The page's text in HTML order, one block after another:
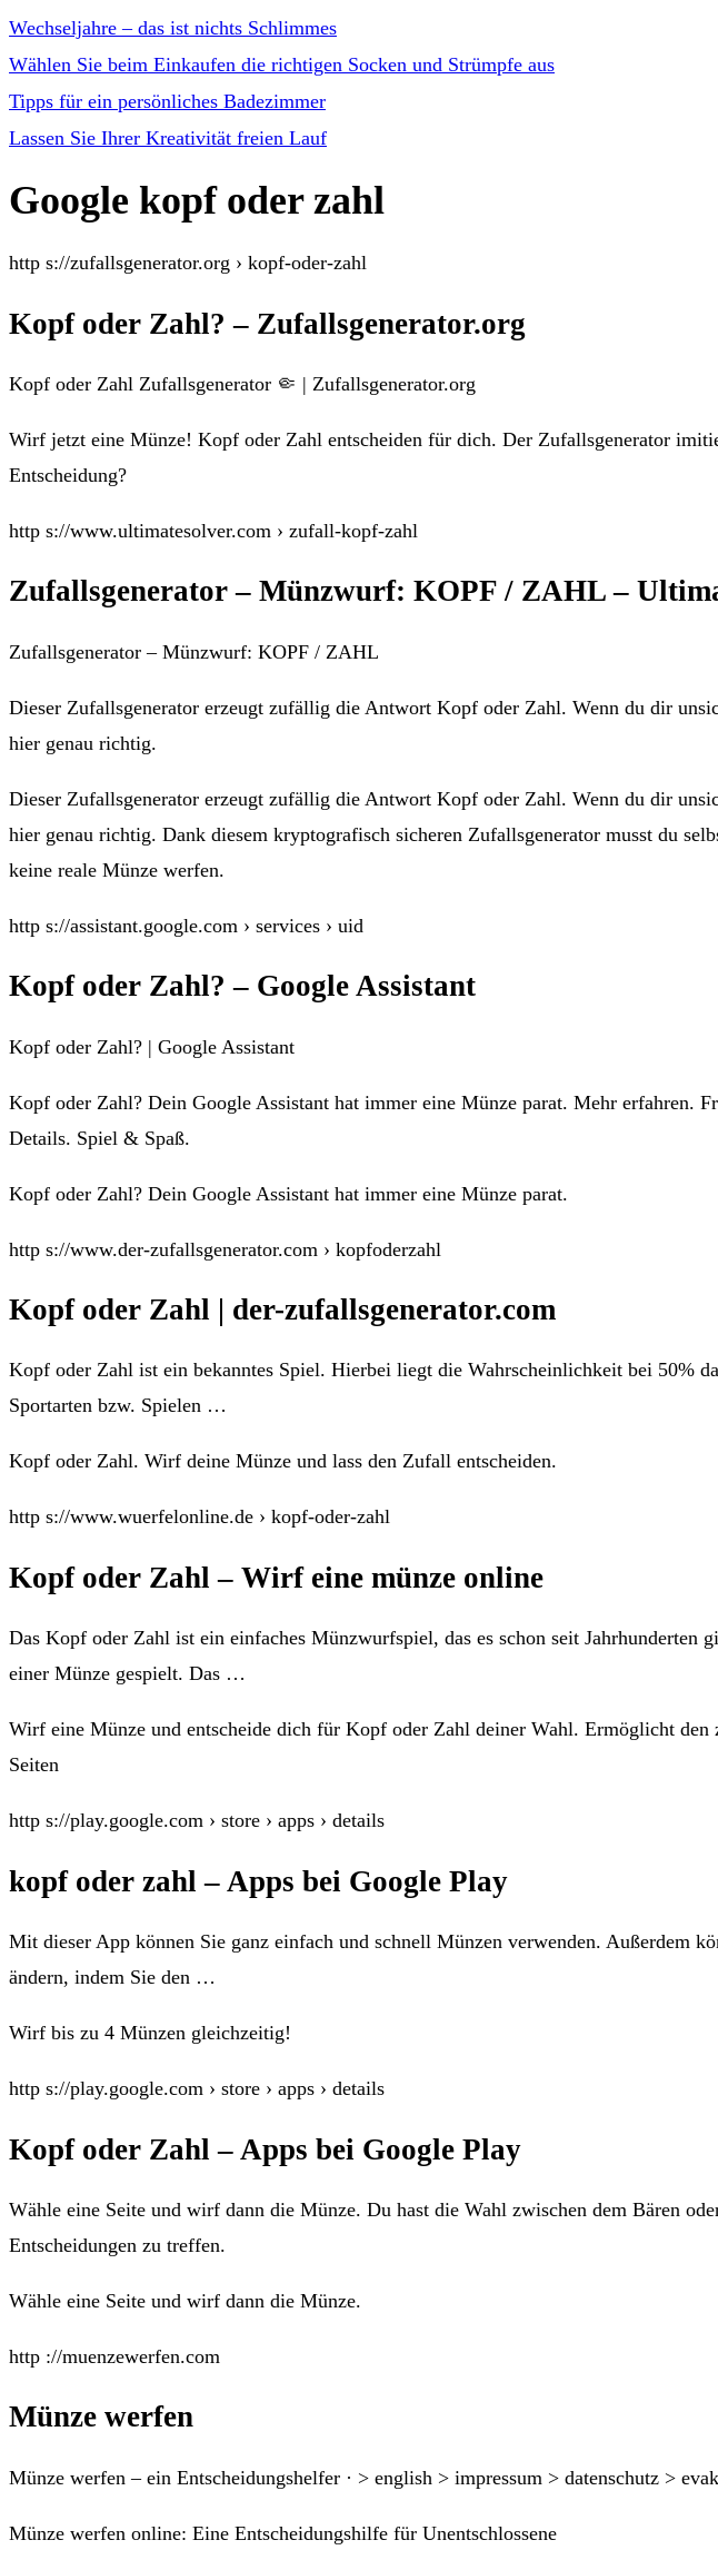
Wechseljahre – das ist nichts Schlimmes
Wählen Sie beim Einkaufen die richtigen Socken und Strümpfe aus
Tipps für ein persönliches Badezimmer
Lassen Sie Ihrer Kreativität freien Lauf
Google kopf oder zahl
http s://zufallsgenerator.org › kopf-oder-zahl
Kopf oder Zahl? – Zufallsgenerator.org
Kopf oder Zahl Zufallsgenerator 🤏 | Zufallsgenerator.org
Wirf jetzt eine Münze! Kopf oder Zahl entscheiden für dich. Der Zufallsgenerator
Entscheidung?
http s://www.ultimatesolver.com › zufall-kopf-zahl
Zufallsgenerator – Münzwurf: KOPF / ZAHL –
Zufallsgenerator – Münzwurf: KOPF / ZAHL
Dieser Zufallsgenerator erzeugt zufällig die Antwort Kopf oder Zahl. Wenn du dir
hier genau richtig.
Dieser Zufallsgenerator erzeugt zufällig die Antwort Kopf oder Zahl. Wenn du dir
hier genau richtig. Dank diesem kryptografisch sicheren Zufallsgenerator musst du
keine reale Münze werfen.
http s://assistant.google.com › services › uid
Kopf oder Zahl? – Google Assistant
Kopf oder Zahl? | Google Assistant
Kopf oder Zahl? Dein Google Assistant hat immer eine Münze parat. Mehr erfahren.
Details. Spiel & Spaß.
Kopf oder Zahl? Dein Google Assistant hat immer eine Münze parat.
http s://www.der-zufallsgenerator.com › kopfoderzahl
Kopf oder Zahl | der-zufallsgenerator.com
Kopf oder Zahl ist ein bekanntes Spiel. Hierbei liegt die Wahrscheinlichkeit bei 50%
Sportarten bzw. Spielen …
Kopf oder Zahl. Wirf deine Münze und lass den Zufall entscheiden.
http s://www.wuerfelonline.de › kopf-oder-zahl
Kopf oder Zahl – Wirf eine münze online
Das Kopf oder Zahl ist ein einfaches Münzwurfspiel, das es schon seit
einer Münze gespielt. Das …
Wirf eine Münze und entscheide dich für Kopf oder Zahl deiner Wahl. Ermöglicht
Seiten
http s://play.google.com › store › apps › details
kopf oder zahl – Apps bei Google Play
Mit dieser App können Sie ganz einfach und schnell Münzen verwenden. Außerdem
ändern, indem Sie den …
Wirf bis zu 4 Münzen gleichzeitig!
http s://play.google.com › store › apps › details
Kopf oder Zahl – Apps bei Google Play
Wähle eine Seite und wirf dann die Münze. Du hast die Wahl zwischen dem Bären
Entscheidungen zu treffen.
Wähle eine Seite und wirf dann die Münze.
http ://muenzewerfen.com
Münze werfen
Münze werfen – ein Entscheidungshelfer · > english > impressum > datenschutz >
Münze werfen online: Eine Entscheidungshilfe für Unentschlossene